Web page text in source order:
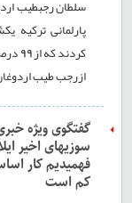
سلطان رجبطیب‌
پارلمانی ترکیه
ازرجب طیب اردوغان
گفتگوی ویژه
سوزیهای اخیر
فهمیدیم کار
کم است